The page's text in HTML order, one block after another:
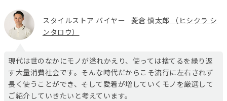
スタイルストア バイヤー
菱倉 慎太郎 （ヒシクラ シ
ンタロウ）
現代は世のなかにモノが溢れかえり、使っては捨てるを繰り返
す大量消費社会です。そんな時代だからこそ流行に左右されず
長く使うことができ、そして愛着が増していくモノを厳選して
ご紹介していきたいと考えています。